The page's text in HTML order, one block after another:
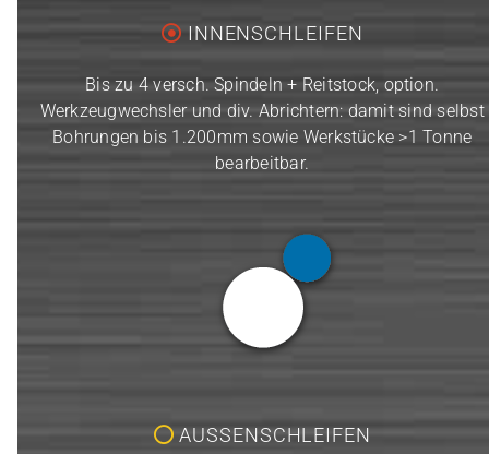
INNENSCHLEIFEN
Bis zu 4 versch. Spindeln + Reitstock, option.
Werkzeugwechsler und div. Abrichtern: damit sind selbst
Bohrungen bis 1.200mm sowie Werkstücke >1 Tonne
bearbeitbar.
AUSSENSCHLEIFEN